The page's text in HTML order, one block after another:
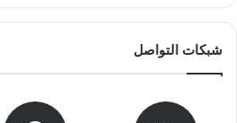
شبكات التواصل